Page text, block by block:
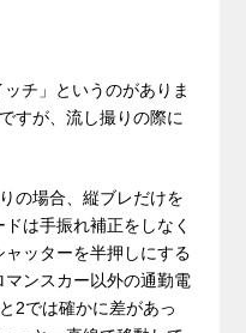
チ」というのがありま
すが、流し撮りの際に
の場合、縦ブレだけを
は手振れ補正をしなく
ッターを半押しにする
ンスカー以外の通勤電
2では確かに差があっ